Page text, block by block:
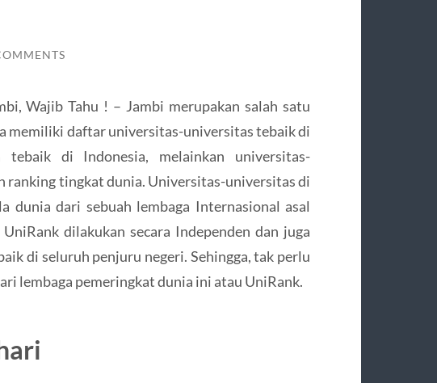
Wajib Tahu ! – Jambi merupakan salah satu
memiliki daftar universitas-universitas tebaik di
tebaik di Indonesia, melainkan universitas-
ranking tingkat dunia. Universitas-universitas di
dunia dari sebuah lembaga Internasional asal
dilakukan secara Independen dan juga
di seluruh penjuru negeri. Sehingga, tak perlu
lembaga pemeringkat dunia ini atau UniRank.